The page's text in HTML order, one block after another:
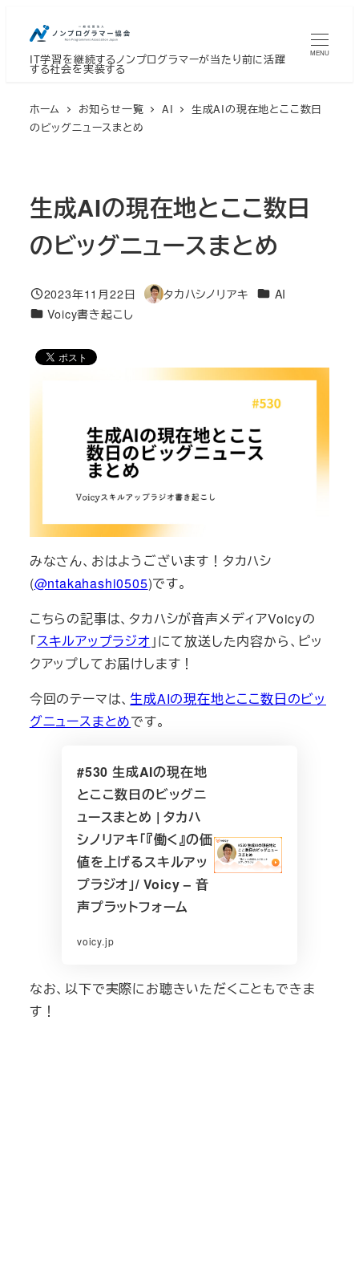
IT学習を継続するノンプログラマーが当たり前に活躍
する社会を実装する
MENU
ホーム お知らせ一覧 AI
生成AIの現在地とここ数日
のビッグニュースまとめ
生成AIの現在地とここ数日
のビッグニュースまとめ
投稿日
2023年11月22日
著
タカハシノリアキ カテゴリー
AI
カテゴリー
Voicy書き起こし
みなさん、おはようございます！タカハシ
(@ntakahashi0505)です。
こちらの記事は、タカハシが音声メディアVoicyの
「スキルアップラジオ 」にて放送した内容から、ピッ
クアップしてお届けします！
今回のテーマは、 生成AIの現在地とここ数日のビッ
グニュースまとめです。
#530 生成AIの現在地
とここ数日のビッグニ
ュースまとめ | タカハ
シノリアキ「『働く』の価
値を上げるスキルアッ
プラジオ」/ Voicy – 音
声プラットフォーム
voicy.jp
なお、以下で実際にお聴きいただくこともできま
す！